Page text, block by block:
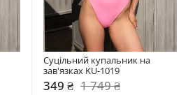
Суцільний купальник на
зав'язках KU-1019
349 ₴ 1 749 ₴